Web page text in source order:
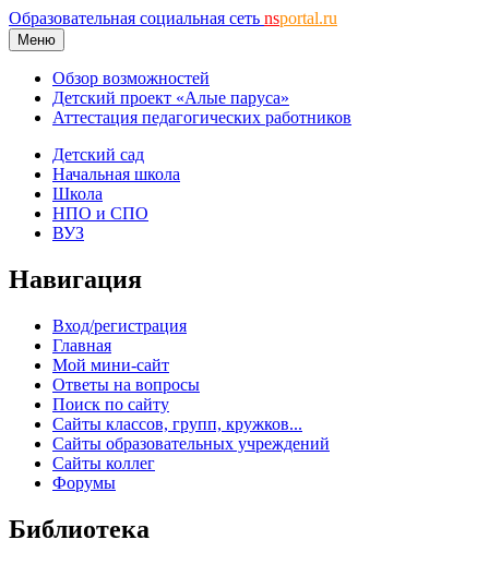
Образовательная социальная сеть nsportal.ru
Меню
Обзор возможностей
Детский проект «Алые паруса»
Аттестация педагогических работников
Детский сад
Начальная школа
Школа
НПО и СПО
ВУЗ
Навигация
Вход/регистрация
Главная
Мой мини-сайт
Ответы на вопросы
Поиск по сайту
Сайты классов, групп, кружков...
Сайты образовательных учреждений
Сайты коллег
Форумы
Библиотека